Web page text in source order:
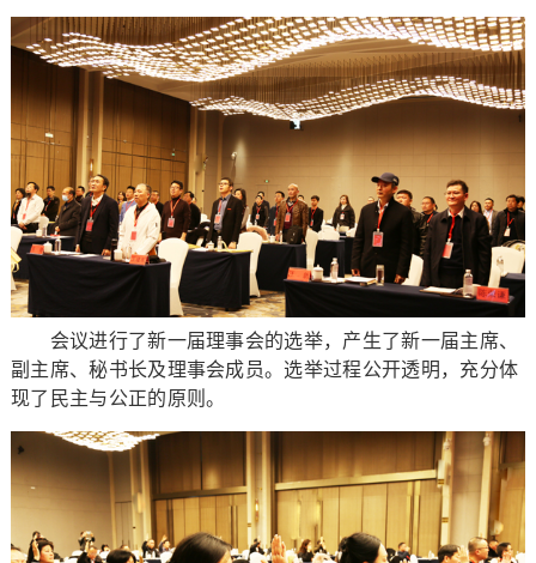
会议进行了新一届理事会的选举，产生了新一届主席、
副主席、秘书长及理事会成员。选举过程公开透明，充分体
现了民主与公正的原则。